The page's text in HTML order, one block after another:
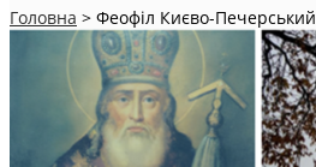
Головна > Феофіл Києво-Печерський